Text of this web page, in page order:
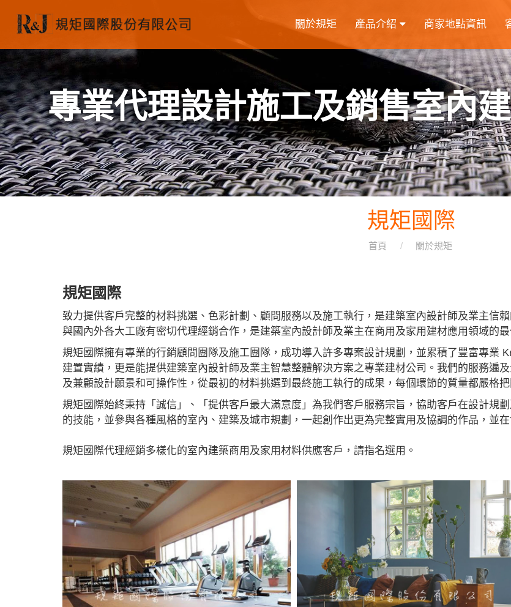
關於規矩 產品介紹 商家地點資訊
專業代理設計施工及銷售室內
規矩國際
首頁 關於規矩
規矩國際
致力提供客戶完整的材料挑選、色彩計劃、顧問服務以及施工執行，是建築室內設計師及業主信
與國內外各大工廠有密切代理經銷合作，是建築室內設計師及業主在商用及家用建材應用領域的最
規矩國際擁有專業的行銷顧問團隊及施工團隊，成功導入許多專案設計規劃，並累積了豐富專業
建置實績，更是能提供建築室內設計師及業主智慧整體解決方案之專業建材公司。我們的服務遍
及兼顧設計願景和可操作性，從最初的材料挑選到最終施工執行的成果，每個環節的質量都嚴格
規矩國際始終秉持「誠信」、「提供客戶最大滿意度」為我們客戶服務宗旨，協助客戶在設計規
的技能，並參與各種風格的室內、建築及城市規劃，一起創作出更為完整實用及協調的作品，並
規矩國際代理經銷多樣化的室內建築商用及家用材料供應客戶，請指名選用。